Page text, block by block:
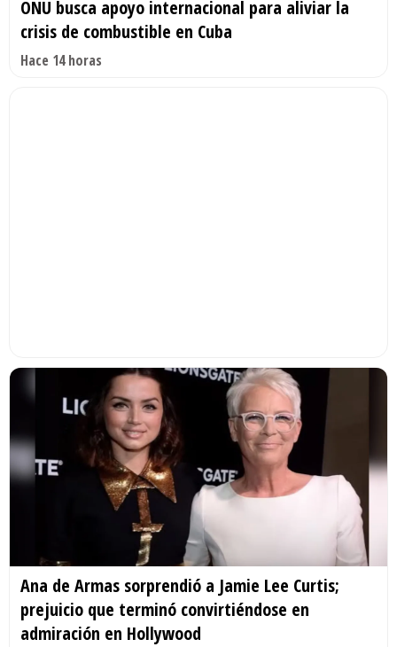
ONU busca apoyo internacional para aliviar la
crisis de combustible en Cuba
Hace 14 horas
Ana de Armas sorprendió a Jamie Lee Curtis;
prejuicio que terminó convirtiéndose en
admiración en Hollywood